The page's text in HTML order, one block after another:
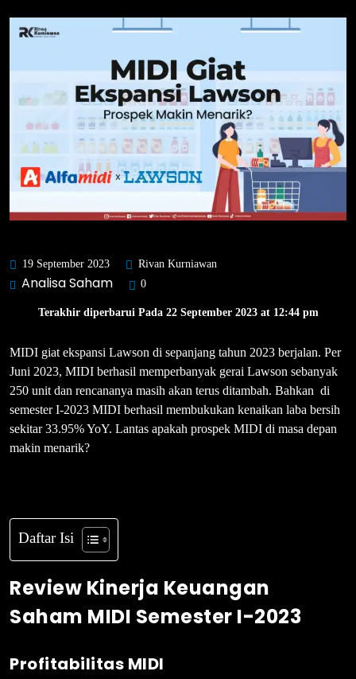
19 September 2023 Rivan Kurniawan
Analisa Saham 0
Terakhir diperbarui Pada 22 September 2023 at 12:44 pm
MIDI giat ekspansi Lawson di sepanjang tahun 2023 berjalan. Per
Juni 2023, MIDI berhasil memperbanyak gerai Lawson sebanyak
250 unit dan rencananya masih akan terus ditambah. Bahkan di
semester I-2023 MIDI berhasil membukukan kenaikan laba bersih
sekitar 33.95% YoY. Lantas apakah prospek MIDI di masa depan
makin menarik?
Daftar Isi
Review Kinerja Keuangan
Saham MIDI Semester I-2023
Profitabilitas MIDI